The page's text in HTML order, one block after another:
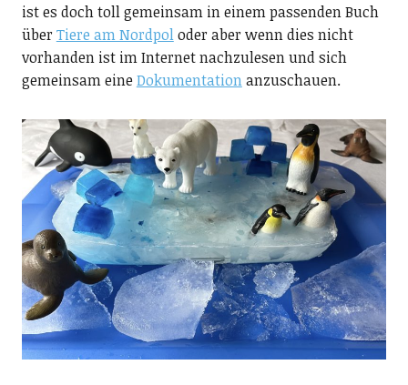
ist es doch toll gemeinsam in einem passenden Buch
überTiere am Nordpoloder aber wenn dies nicht
vorhanden ist im Internet nachzulesen und sich
gemeinsam eineDokumentationanzuschauen.